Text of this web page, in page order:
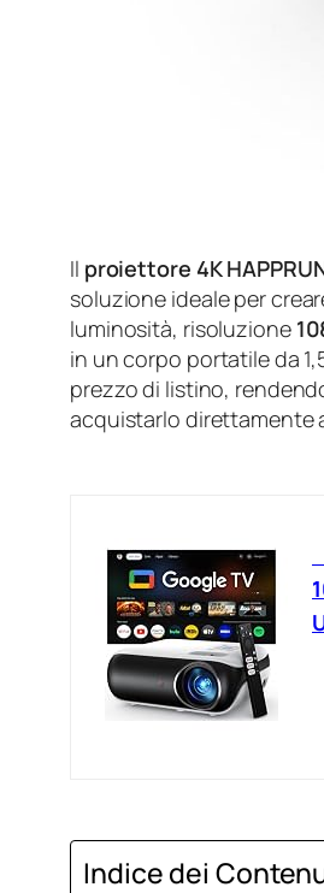
Il proiettore 4K
soluzione ideale per
luminosità, risoluzione
in un corpo portatile da
prezzo di listino,
acquistarlo direttamente
Indice dei